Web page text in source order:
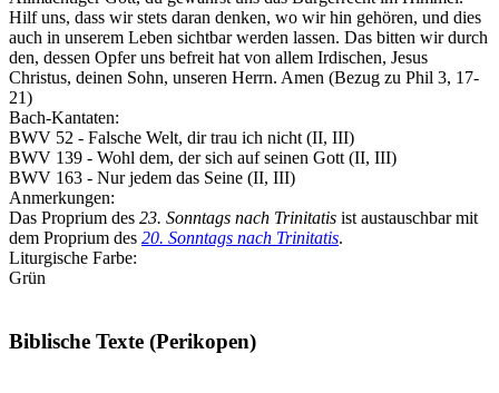
Hilf uns, dass wir stets daran denken, wo wir hin gehören, und dies
auch in unserem Leben sichtbar werden lassen. Das bitten wir durch
den, dessen Opfer uns befreit hat von allem Irdischen, Jesus
Christus, deinen Sohn, unseren Herrn. Amen (Bezug zu Phil 3, 17-
21)
Bach-Kantaten:
BWV 52 - Falsche Welt, dir trau ich nicht (II, III)
BWV 139 - Wohl dem, der sich auf seinen Gott (II, III)
BWV 163 - Nur jedem das Seine (II, III)
Anmerkungen:
Das Proprium des 23. Sonntags nach Trinitatis ist austauschbar mit
dem Proprium des 20. Sonntags nach Trinitatis.
Liturgische Farbe:
Grün
Biblische Texte (Perikopen)